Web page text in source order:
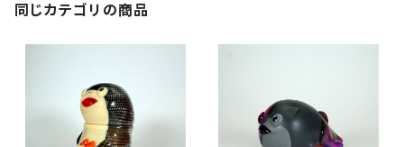
同じカテゴリの商品